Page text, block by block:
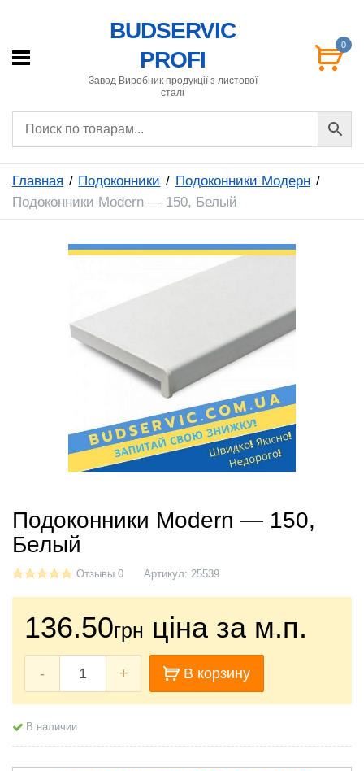
BUDSERVIC
PROFI
Завод Виробник продукції з листової
сталі
0
Главная Подоконники
Подоконники Модерн
Подоконники Modern — 150, Белый
Подоконники Modern — 150,
Белый
Отзывы 0 Артикул: 25539
136.50грн ціна за м.п.
- + В корзину
В наличии